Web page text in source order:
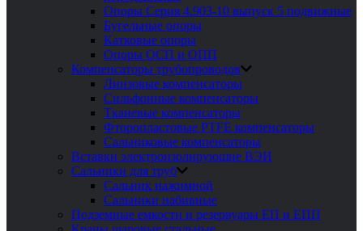
Опоры Серия 4.903-10 выпуск 5 подвижные
Бугельные опоры
Катковые опоры
Опоры ОСП и ОПП
Компенсаторы трубопроводов
Линзовые компенсаторы
Сильфонные компенсаторы
Тканевые компенсаторы
Фторопластовые PTFE компенсаторы
Сальниковые компенсаторы
Вставки электроизолирующие ВЭИ
Сальники для труб
Сальник нажимной
Сальники набивные
Подземные емкости и резервуары ЕП и ЕПП